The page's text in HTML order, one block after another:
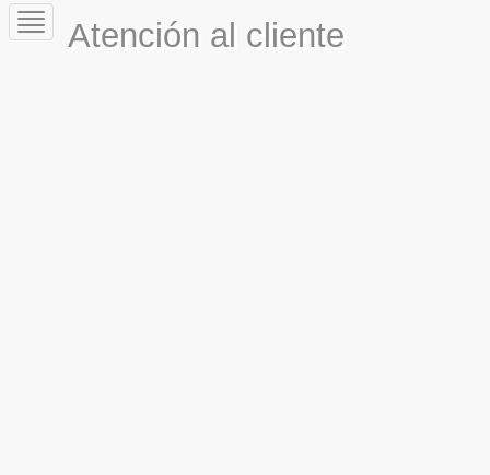
Toggle
navigationAtención al cliente